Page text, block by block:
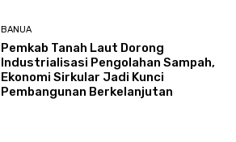
BANUA
Pemkab Tanah Laut Dorong
Industrialisasi Pengolahan Sampah,
Ekonomi Sirkular Jadi Kunci
Pembangunan Berkelanjutan